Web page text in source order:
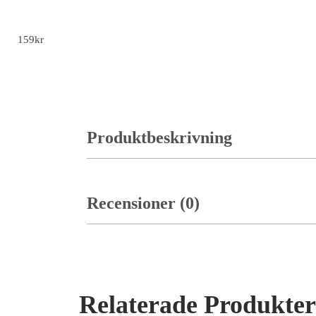
Produktbeskrivning
Recensioner (0)
Relaterade Produkter
159kr